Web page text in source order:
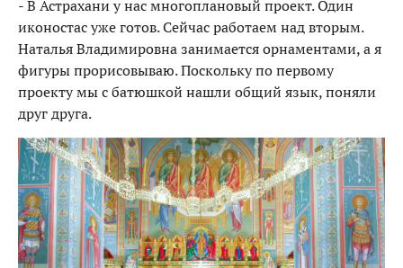
- В Астрахани у нас многоплановый проект. Один
иконостас уже готов. Сейчас работаем над вторым.
Наталья Владимировна занимается орнаментами, а я
фигуры прорисовываю. Поскольку по первому
проекту мы с батюшкой нашли общий язык, поняли
друг друга.